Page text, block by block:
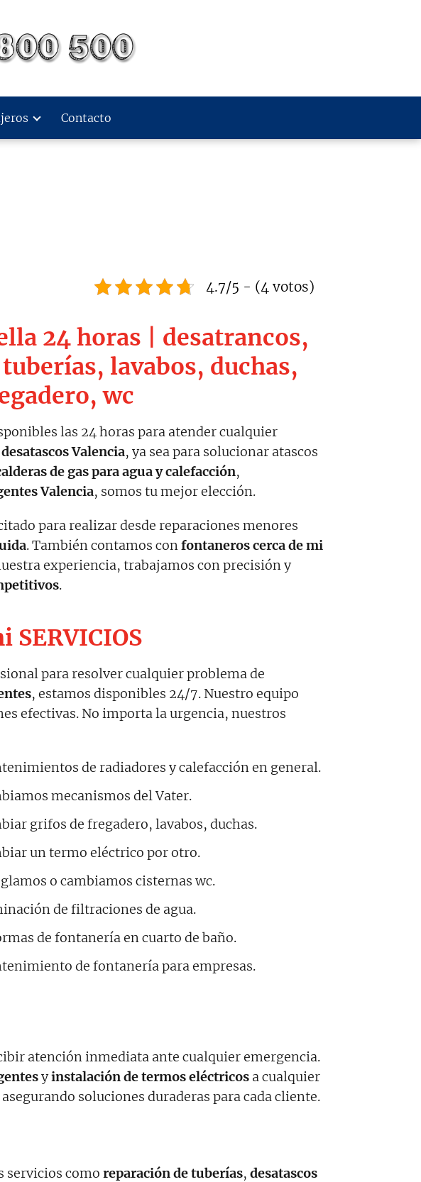
Contacto
4.7/5 - (4 votos)
24 horas | desatrancos,
lavabos, duchas,
wc
las 24 horas para atender cualquier
desatascos Valencia, ya sea para solucionar atascos
de gas para agua y calefacción,
Valencia, somos tu mejor elección.
para realizar desde reparaciones menores
. También contamos confontaneros cerca de mi
experiencia, trabajamos con precisión y
.
SERVICIOS
para resolver cualquier problema de
, estamos disponibles 24/7. Nuestro equipo
efectivas. No importa la urgencia, nuestros
de radiadores y calefacción en general.
mecanismos del Vater.
grifos de fregadero, lavabos, duchas.
un termo eléctrico por otro.
o cambiamos cisternas wc.
de filtraciones de agua.
de fontanería en cuarto de baño.
de fontanería para empresas.
atención inmediata ante cualquier emergencia.
yinstalación de termos eléctricos a cualquier
soluciones duraderas para cada cliente.
servicios como reparación de tuberías, desatascos